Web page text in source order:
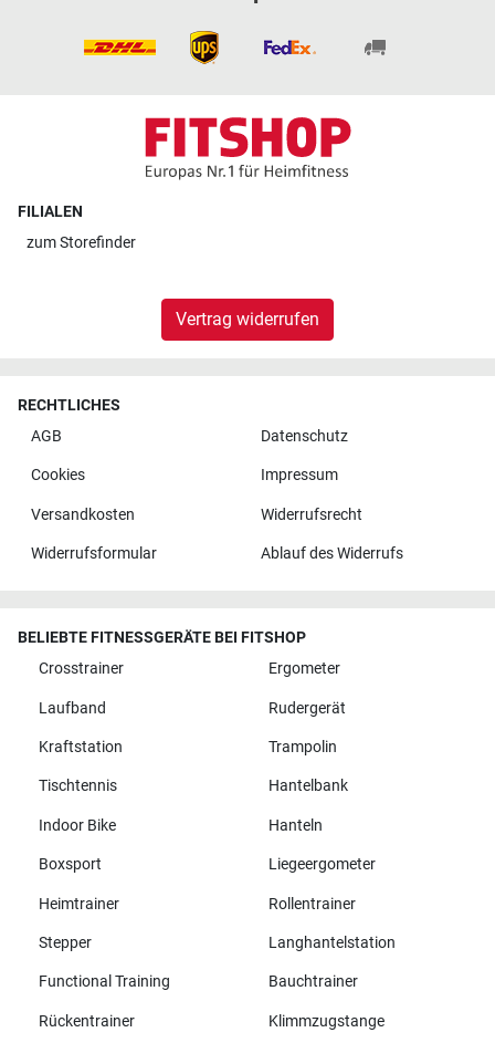
FILIALEN
zumStorefinder
Vertrag widerrufen
RECHTLICHES
AGB
Datenschutz
Cookies Impressum
Versandkosten Widerrufsrecht
Widerrufsformular Ablauf des Widerrufs
BELIEBTE FITNESSGERÄTE BEI FITSHOP
Crosstrainer
Ergometer
Laufband Rudergerät
Kraftstation Trampolin
Tischtennis Hantelbank
Indoor Bike Hanteln
Boxsport Liegeergometer
Heimtrainer Rollentrainer
Stepper Langhantelstation
Functional Training Bauchtrainer
Rückentrainer Klimmzugstange